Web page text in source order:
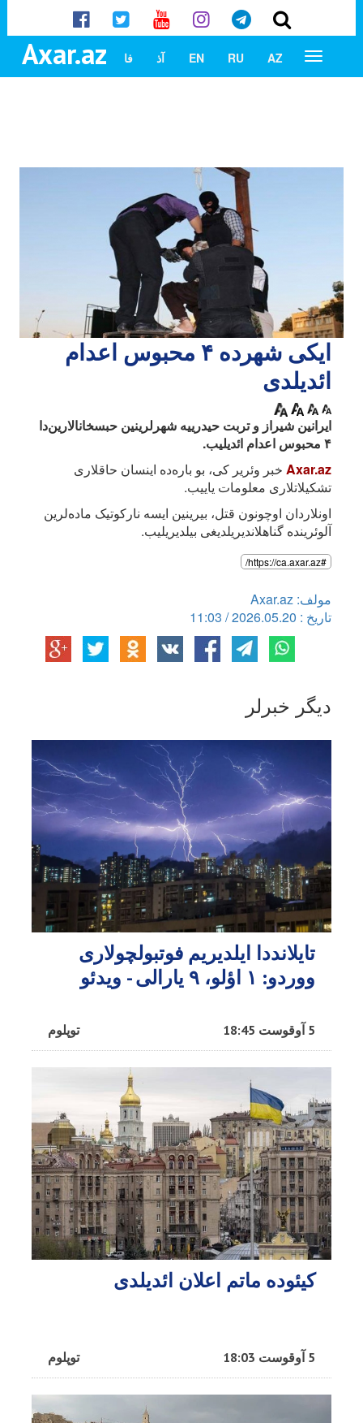
Axar.az AZ
RU
EN آذ فا
ایکی شهرده ۴ محبوس اعدام
ائدیلدی
ایرانین شیراز و تربت حیدرییه شهرلرینین حبسخانالارین‌دا
۴ محبوس اعدام ائدیلیب.
Axar.az خبر وئریر کی، بو باره‌ده اینسان حاقلاری
تشکیلاتلاری معلومات یاییب.
اونلاردان اوچونون قتل، بیرینین ایسه نارکوتیک ماده‌لرین
آلوئرینده گناهلاندیریلدیغی بیلدیریلیب.
#https://ca.axar.az/
مولف: Axar.az
تاریخ : 2026.05.20 / 11:03
دیگر خبرلر
تایلانددا ایلدیریم فوتبولچولاری
ووردو: ۱ اؤلو، ۹ یارالی - ویدئو
توپلوم 5 آوقوست 18:45
کیئوده ماتم اعلان ائدیلدی
توپلوم 5 آوقوست 18:03